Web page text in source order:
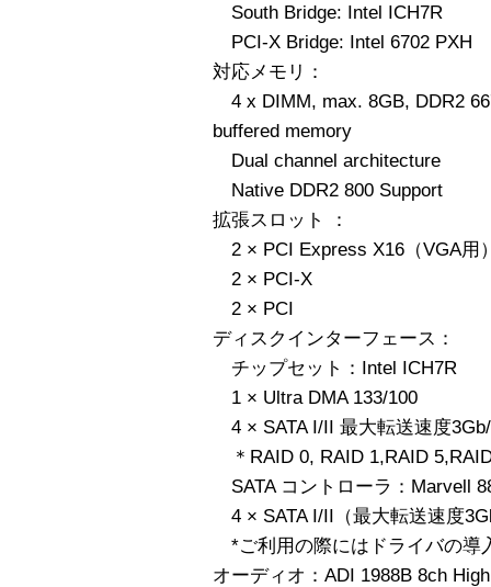
South Bridge: Intel ICH7R
PCI-X Bridge: Intel 6702 PXH
対応メモリ：
4 x DIMM, max. 8GB, DDR2
buffered memory
Dual channel architecture
Native DDR2 800 Support
拡張スロット ：
2 × PCI Express X16（VGA用
2 × PCI-X
2 × PCI
ディスクインターフェース：
チップセット：Intel ICH7R
1 × Ultra DMA 133/100
4 × SATA I/II 最大転送速度
＊RAID 0, RAID 1,RAID
SATA コントローラ：Marvell
4 × SATA I/II（最大転送速度
*ご利用の際にはドライバの導
オーディオ：ADI 1988B 8ch